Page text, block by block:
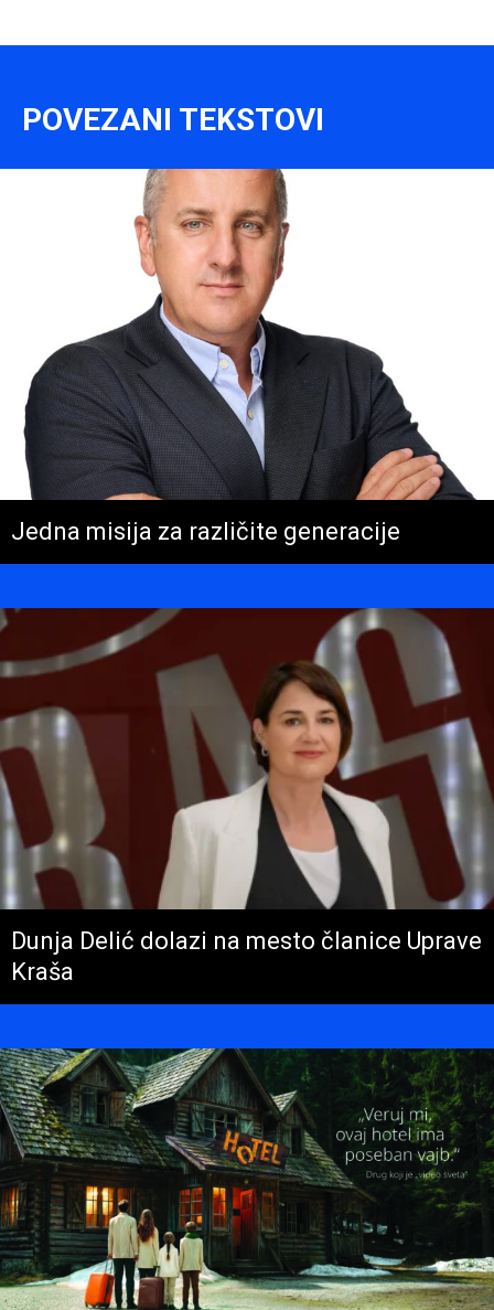
POVEZANI TEKSTOVI
Jedna misija za različite generacije
Dunja Delić dolazi na mesto članice Uprave
Kraša